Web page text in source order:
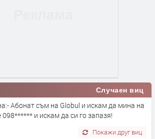
Случаен виц
Абонат съм на Globul и искам да мина на
и искам да си го запазя!
Покажи друг виц